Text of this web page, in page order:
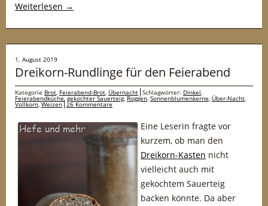
Weiterlesen →
1. August 2019
Dreikorn-Rundlinge für den Feierabend
Kategorie Brot, Feierabend-Brot, Übernacht Schlagwörter: Dinkel,
Feierabendküche,gekochter Sauerteig,Roggen, Sonnenblumenkerne, Über-Nacht,
Vollkorn,Weizen 26 Kommentare
Eine Leserin fragte vor
kurzem, ob man den
Dreikorn-Kasten nicht
vielleicht auch mit
gekochtem Sauerteig
backen könnte. Da aber